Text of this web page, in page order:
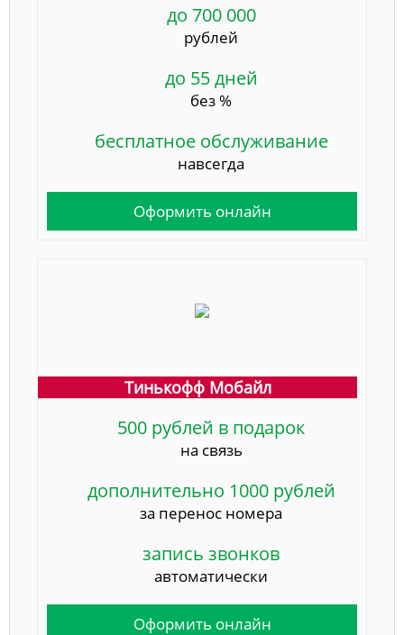
до 700 000
рублей
до 55 дней
без %
бесплатное обслуживание
навсегда
Оформить онлайн
Тинькофф Мобайл
500 рублей в подарок
на связь
дополнительно 1000 рублей
за перенос номера
запись звонков
автоматически
Оформить онлайн